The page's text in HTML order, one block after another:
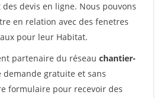
devis en ligne. Nous pouvons
en relation avec des fenetres
pour leur Habitat.
partenaire du réseau chantier-
demande gratuite et sans
formulaire pour recevoir des